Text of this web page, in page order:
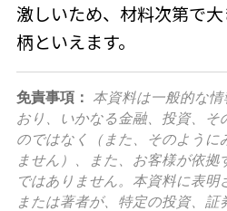
激しいため、材料次第で
柄といえます。
免責事項：
本資料は一般的な
おり、いかなる金融、投資、そ
のではなく（また、そのように
ません）、また、お客様が依
ではありません。本資料に表明
または著者が、特定の投資、